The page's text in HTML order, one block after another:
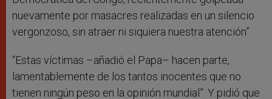
nuevamente por masacres realizadas en un silencio
vergonzoso, sin atraer ni siquiera nuestra atención”.
“Estas víctimas –añadió el Papa– hacen parte,
lamentablemente de los tantos inocentes que no
tienen ningún peso en la opinión mundial”. Y pidió que